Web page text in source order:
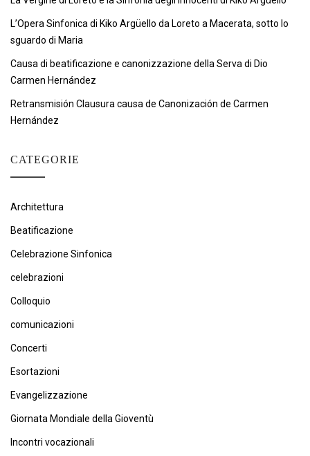
L’Opera Sinfonica di Kiko Argüello da Loreto a Macerata, sotto lo
sguardo di Maria
Causa di beatificazione e canonizzazione della Serva di Dio
Carmen Hernández
Retransmisión Clausura causa de Canonización de Carmen
Hernández
CATEGORIE
Architettura
Beatificazione
Celebrazione Sinfonica
celebrazioni
Colloquio
comunicazioni
Concerti
Esortazioni
Evangelizzazione
Giornata Mondiale della Gioventù
Incontri vocazionali